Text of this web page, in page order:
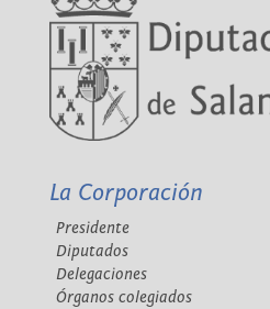
La Corporación
Presidente
Diputados
Delegaciones
Órganos colegiados